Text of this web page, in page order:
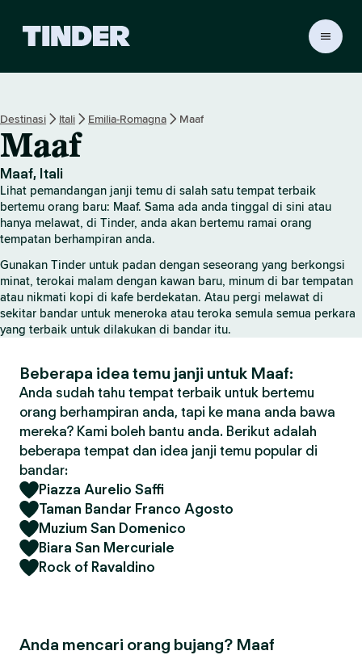
a
a
m
a
T
n
d
e
r
Destinasi Itali Emilia-Romagna Maaf
Maaf
Maaf, Itali
Lihat pemandangan janji temu di salah satu tempat terbaik
bertemu orang baru: Maaf. Sama ada anda tinggal di sini atau
hanya melawat, di Tinder, anda akan bertemu ramai orang
tempatan berhampiran anda.
Gunakan Tinder untuk padan dengan seseorang yang berkongsi
minat, terokai malam dengan kawan baru, minum di bar tempatan
atau nikmati kopi di kafe berdekatan. Atau pergi melawat di
sekitar bandar untuk meneroka atau teroka semula semua perkara
yang terbaik untuk dilakukan di bandar itu.
Beberapa idea temu janji untuk Maaf:
Anda sudah tahu tempat terbaik untuk bertemu
orang berhampiran anda, tapi ke mana anda bawa
mereka? Kami boleh bantu anda. Berikut adalah
beberapa tempat dan idea janji temu popular di
bandar:
Piazza Aurelio Saffi
Taman Bandar Franco Agosto
Muzium San Domenico
Biara San Mercuriale
Rock of Ravaldino
Anda mencari orang bujang? Maaf